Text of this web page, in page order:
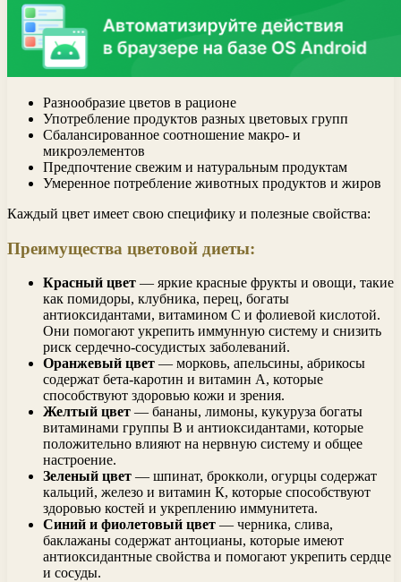
Разнообразие цветов в рационе
Употребление продуктов разных цветовых групп
Сбалансированное соотношение макро- и
микроэлементов
Предпочтение свежим и натуральным продуктам
Умеренное потребление животных продуктов и жиров
Каждый цвет имеет свою специфику и полезные свойства:
Преимущества цветовой диеты:
Красный цвет — яркие красные фрукты и овощи, такие
как помидоры, клубника, перец, богаты
антиоксидантами, витамином С и фолиевой кислотой.
Они помогают укрепить иммунную систему и снизить
риск сердечно-сосудистых заболеваний.
Оранжевый цвет — морковь, апельсины, абрикосы
содержат бета-каротин и витамин А, которые
способствуют здоровью кожи и зрения.
Желтый цвет — бананы, лимоны, кукуруза богаты
витаминами группы В и антиоксидантами, которые
положительно влияют на нервную систему и общее
настроение.
Зеленый цвет — шпинат, брокколи, огурцы содержат
кальций, железо и витамин К, которые способствуют
здоровью костей и укреплению иммунитета.
Синий и фиолетовый цвет — черника, слива,
баклажаны содержат антоцианы, которые имеют
антиоксидантные свойства и помогают укрепить сердце
и сосуды.